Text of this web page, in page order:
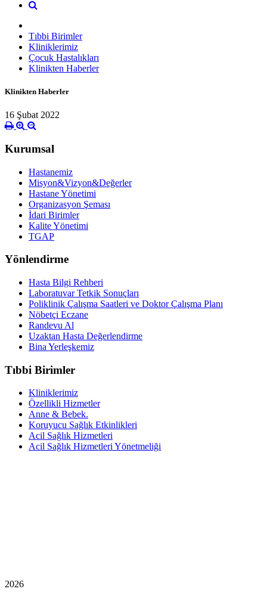
Tıbbi Birimler
Kliniklerimiz
Çocuk Hastalıkları
Klinikten Haberler
Klinikten Haberler
16 Şubat 2022
Kurumsal
Hastanemiz
Misyon&Vizyon&Değerler
Hastane Yönetimi
Organizasyon Şeması
İdari Birimler
Kalite Yönetimi
TGAP
Yönlendirme
Hasta Bilgi Rehberi
Laboratuvar Tetkik Sonuçları
Poliklinik Çalışma Saatleri ve Doktor Çalışma Planı
Nöbetçi Eczane
Randevu Al
Uzaktan Hasta Değerlendirme
Bina Yerleşkemiz
Tıbbi Birimler
Kliniklerimiz
Özellikli Hizmetler
Anne & Bebek.
Koruyucu Sağlık Etkinlikleri
Acil Sağlık Hizmetleri
Acil Sağlık Hizmetleri Yönetmeliği
2026